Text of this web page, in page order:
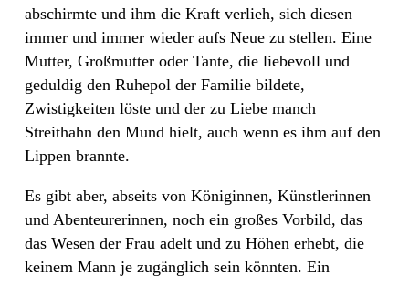
abschirmte und ihm die Kraft verlieh, sich diesen
immer und immer wieder aufs Neue zu stellen. Eine
Mutter, Großmutter oder Tante, die liebevoll und
geduldig den Ruhepol der Familie bildete,
Zwistigkeiten löste und der zu Liebe manch
Streithahn den Mund hielt, auch wenn es ihm auf den
Lippen brannte.
Es gibt aber, abseits von Königinnen, Künstlerinnen
und Abenteurerinnen, noch ein großes Vorbild, das
das Wesen der Frau adelt und zu Höhen erhebt, die
keinem Mann je zugänglich sein könnten. Ein